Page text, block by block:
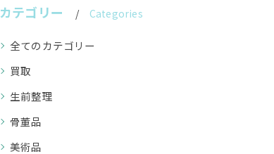
カテゴリー Categories
全てのカテゴリー
買取
生前整理
骨董品
美術品